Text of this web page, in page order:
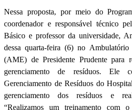
Nessa proposta, por meio do
coordenador e responsável técnico
Básico e professor da universidade,
dessa quarta-feira (6) no
(AME) de Presidente Prudente para
gerenciamento de resíduos. Ele
Gerenciamento de Resíduos do
gerenciamento dos resíduos e
“Realizamos um treinamento com o